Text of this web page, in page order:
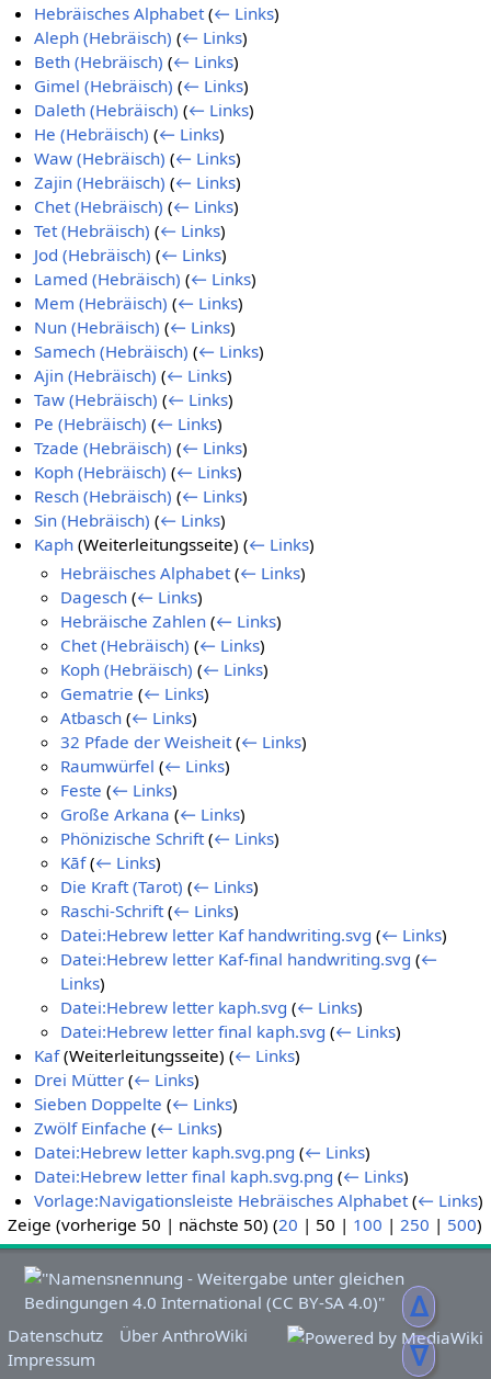
ᐃ
ᐁ
Hebräisches Alphabet (← Links)
Aleph (Hebräisch) (← Links)
Beth (Hebräisch) (← Links)
Gimel (Hebräisch) (← Links)
Daleth (Hebräisch) (← Links)
He (Hebräisch) (← Links)
Waw (Hebräisch) (← Links)
Zajin (Hebräisch) (← Links)
Chet (Hebräisch) (← Links)
Tet (Hebräisch) (← Links)
Jod (Hebräisch) (← Links)
Lamed (Hebräisch) (← Links)
Mem (Hebräisch) (← Links)
Nun (Hebräisch) (← Links)
Samech (Hebräisch) (← Links)
Ajin (Hebräisch) (← Links)
Taw (Hebräisch) (← Links)
Pe (Hebräisch) (← Links)
Tzade (Hebräisch) (← Links)
Koph (Hebräisch) (← Links)
Resch (Hebräisch) (← Links)
Sin (Hebräisch) (← Links)
Kaph (Weiterleitungsseite)(← Links)
Hebräisches Alphabet (← Links)
Dagesch (← Links)
Hebräische Zahlen (← Links)
Chet (Hebräisch) (← Links)
Koph (Hebräisch) (← Links)
Gematrie (← Links)
Atbasch (← Links)
32 Pfade der Weisheit (← Links)
Raumwürfel (← Links)
Feste (← Links)
Große Arkana (← Links)
Phönizische Schrift (← Links)
Kāf (← Links)
Die Kraft (Tarot) (← Links)
Raschi-Schrift (← Links)
Datei:Hebrew letter Kaf handwriting.svg (← Links)
Datei:Hebrew letter Kaf-final handwriting.svg (←
Links)
Datei:Hebrew letter kaph.svg (← Links)
Datei:Hebrew letter final kaph.svg (← Links)
Kaf(Weiterleitungsseite)(← Links)
Drei Mütter (← Links)
Sieben Doppelte (← Links)
Zwölf Einfache (← Links)
Datei:Hebrew letter kaph.svg.png (← Links)
Datei:Hebrew letter final kaph.svg.png (← Links)
Vorlage:Navigationsleiste Hebräisches Alphabet (← Links)
Zeige (vorherige 50 | nächste 50) (20 | 50 | 100 | 250 | 500)
Datenschutz
Über AnthroWiki
Impressum